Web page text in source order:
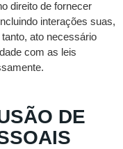
direito de fornecer
interações suas,
ato necessário
com as leis
DE